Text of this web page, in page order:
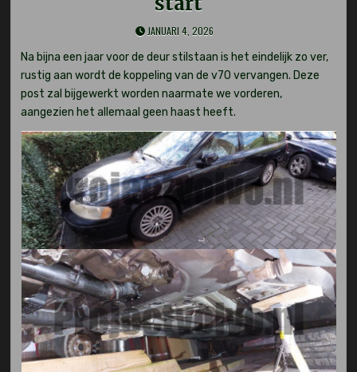
JANUARI 4, 2026
Na bijna een jaar voor de deur stilstaan is het eindelijk zo ver,
rustig aan wordt de koppeling van de v70 vervangen. Deze
post zal bijgewerkt worden naarmate we vorderen,
aangezien het allemaal geen haast heeft.